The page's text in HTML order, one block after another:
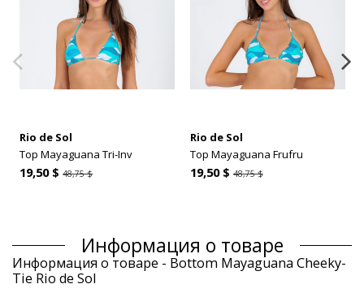
Rio de Sol
Top Mayaguana Tri-Inv
19,50 $48,75 $
Rio de Sol
Top Mayaguana Frufru
19,50 $ 48,75 $
Информация о товаре
Информация о товаре - Bottom Mayaguana Cheeky-
Tie Rio de Sol